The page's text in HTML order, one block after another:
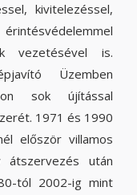
kivitelezéssel,
vezetésével is.
Üzemben
sok újítással
1971 és 1990
először villamos
átszervezés után
tól 2002-ig mint